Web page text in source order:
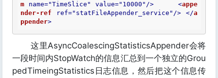
m
name="TimeSlice" value="10000" /> <appe
nder-ref
ref="statFileAppender_service" /> </a
ppender>
这里AsyncCoalescingStatisticsAppender会将
一段时间内StopWatch的信息汇总到一个独立的Grou
pedTimeingStatistics日志信息，然后把这个信息传